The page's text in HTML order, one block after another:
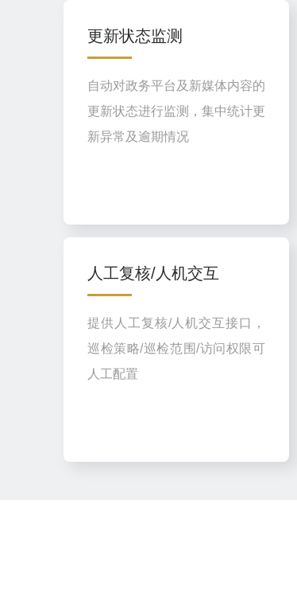
更新状态监测
自动对政务平台及新媒体内容的
更新状态进行监测，集中统计更
新异常及逾期情况
人工复核/人机交互
提供人工复核/人机交互接口，
巡检策略/巡检范围/访问权限可
人工配置